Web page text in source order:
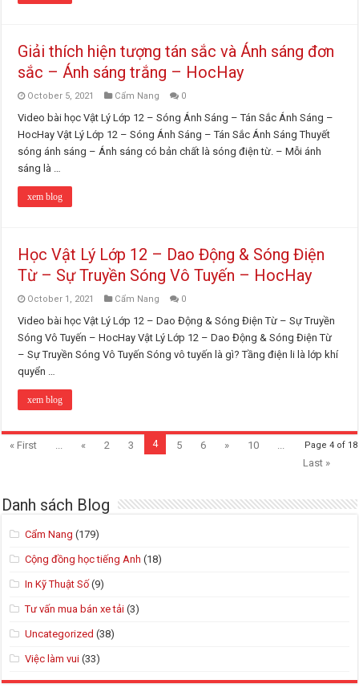
Giải thích hiện tượng tán sắc và Ánh sáng đơn
sắc – Ánh sáng trắng – HocHay
October 5, 2021 Cẩm Nang 0
Video bài học Vật Lý Lớp 12 – Sóng Ánh Sáng – Tán Sắc Ánh Sáng –
HocHay Vật Lý Lớp 12 – Sóng Ánh Sáng – Tán Sắc Ánh Sáng Thuyết
sóng ánh sáng – Ánh sáng có bản chất là sóng điện từ. – Mỗi ánh
sáng là …
xem blog
Học Vật Lý Lớp 12 – Dao Động & Sóng Điện
Từ – Sự Truyền Sóng Vô Tuyến – HocHay
October 1, 2021 Cẩm Nang 0
Video bài học Vật Lý Lớp 12 – Dao Động & Sóng Điện Từ – Sự Truyền
Sóng Vô Tuyến – HocHay Vật Lý Lớp 12 – Dao Động & Sóng Điện Từ
– Sự Truyền Sóng Vô Tuyến Sóng vô tuyến là gì? Tầng điện li là lớp khí
quyển …
xem blog
Page 4 of 18
« First ... « 2 3 4 5 6 » 10
...
Last »
Danh sách Blog
Cẩm Nang (179)
Cộng đồng học tiếng Anh (18)
In Kỹ Thuật Số (9)
Tư vấn mua bán xe tải (3)
Uncategorized (38)
Việc làm vui (33)